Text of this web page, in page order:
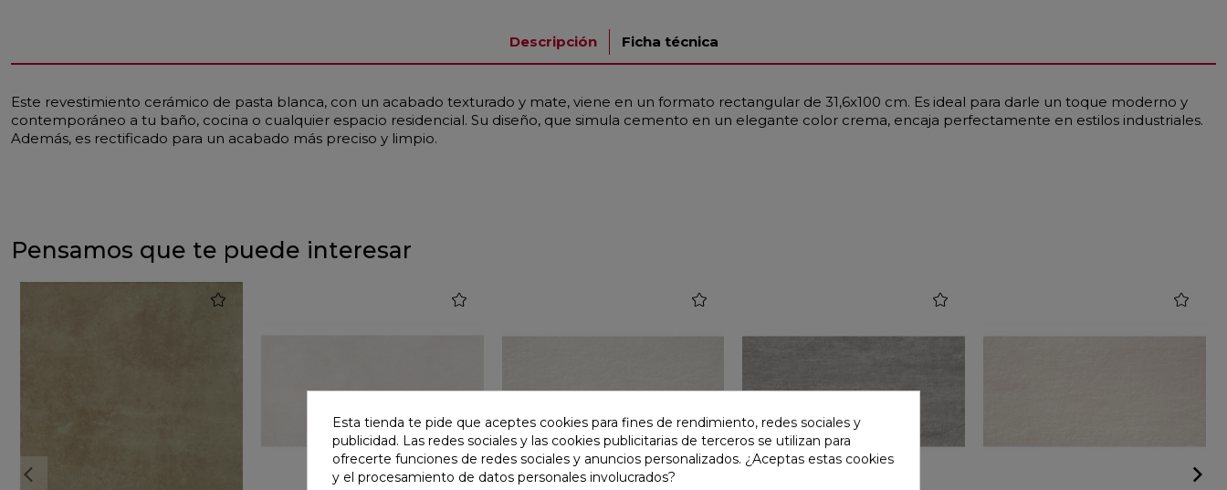
Descripción Ficha técnica
Este revestimiento cerámico de pasta blanca, con un acabado texturado y mate, viene en un formato rectangular de 31,6x100 cm. Es ideal para darle un toque moderno y
contemporáneo a tu baño, cocina o cualquier espacio residencial. Su diseño, que simula cemento en un elegante color crema, encaja perfectamente en estilos industriales.
Además, es rectificado para un acabado más preciso y limpio.
Pensamos que te puede interesar
favorite favorite favorite
Esta tienda te pide que aceptes cookies para fines de rendimiento, redes sociales y
publicidad. Las redes sociales y las cookies publicitarias de terceros se utilizan para
ofrecerte funciones de redes sociales y anuncios personalizados. ¿Aceptas estas cookies
y el procesamiento de datos personales involucrados?